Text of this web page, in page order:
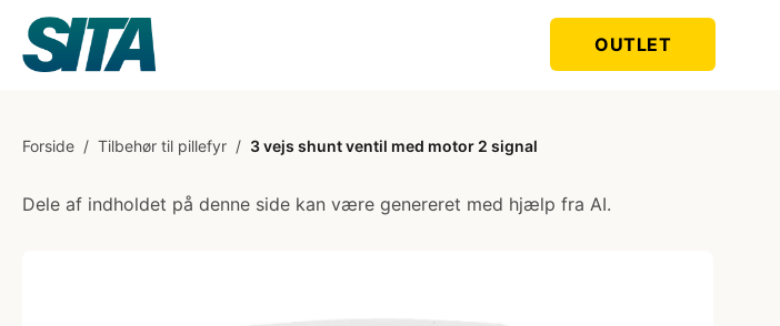
OUTLET
Forside / Tilbehør til pillefyr / 3 vejs shunt ventil med motor 2 signal
Dele af indholdet på denne side kan være genereret med hjælp fra AI.